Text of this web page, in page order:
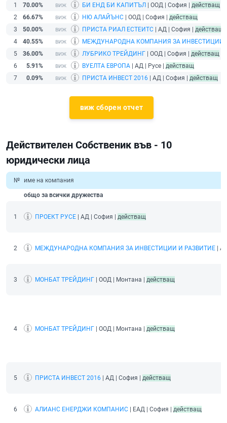
1
70.00% БИ ЕНД БИ КАПИТЪЛ | ООД | София | действащ
2
66.67% НЮ АЛАЙЪНС | ООД | София | действащ
3
50.00% ПРИСТА РИАЛ ЕСТЕИТС | АД | София | действащ
4
40.55%
МЕЖДУНАРОДНА КОМПАНИЯ ЗА ИНВЕСТИЦИИ
5
36.00% ЛУБРИКО ТРЕЙДИНГ | ООД | София | действащ
6
5.91% ВУЕЛТА ЕВРОПА | АД | Русе | действащ
7
0.09% ПРИСТА ИНВЕСТ 2016 | АД | София | действащ
виж сборен отчет
Действителен Собственик във - 10
юридически лица
№ име на компания
общо за всички дружества
1 ПРОЕКТ РУСЕ | АД | София | действащ
2 МЕЖДУНАРОДНА КОМПАНИЯ ЗА ИНВЕСТИЦИИ И РАЗВИТИЕ |
3 МОНБАТ ТРЕЙДИНГ | ООД | Монтана | действащ
4 МОНБАТ ТРЕЙДИНГ | ООД | Монтана | действащ
5 ПРИСТА ИНВЕСТ 2016 | АД | София | действащ
6 АЛИАНС ЕНЕРДЖИ КОМПАНИС | ЕАД | София | действащ